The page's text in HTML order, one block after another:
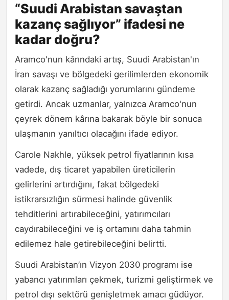
“Suudi Arabistan savaştan
kazanç sağlıyor” ifadesi ne
kadar doğru?
Aramco'nun kârındaki artış, Suudi Arabistan'ın
İran savaşı ve bölgedeki gerilimlerden ekonomik
olarak kazanç sağladığı yorumlarını gündeme
getirdi. Ancak uzmanlar, yalnızca Aramco'nun
çeyrek dönem kârına bakarak böyle bir sonuca
ulaşmanın yanıltıcı olacağını ifade ediyor.
Carole Nakhle, yüksek petrol fiyatlarının kısa
vadede, dış ticaret yapabilen üreticilerin
gelirlerini artırdığını, fakat bölgedeki
istikrarsızlığın sürmesi halinde güvenlik
tehditlerini artırabileceğini, yatırımcıları
caydırabileceğini ve iş ortamını daha tahmin
edilemez hale getirebileceğini belirtti.
Suudi Arabistan’ın Vizyon 2030 programı ise
yabancı yatırımları çekmek, turizmi geliştirmek ve
petrol dışı sektörü genişletmek amacı güdüyor.